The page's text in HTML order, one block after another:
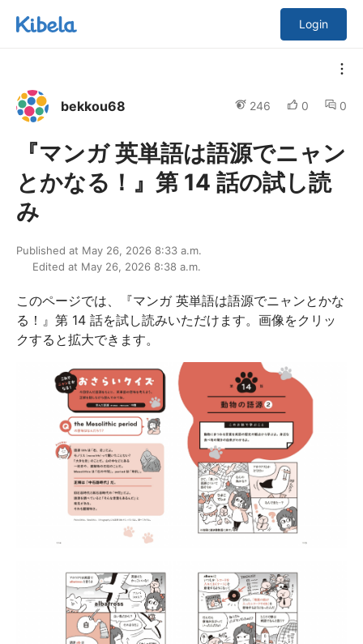
Login
bekkou68 246 0 0
『マンガ 英単語は語源でニャン
とかなる！』第 14 話の試し読
み
Published at May 26, 2026 8:33 a.m.
Edited at May 26, 2026 8:38 a.m.
このページでは、『マンガ 英単語は語源でニャンとかな
る！』第 14 話を試し読みいただけます。画像をクリッ
クすると拡大できます。